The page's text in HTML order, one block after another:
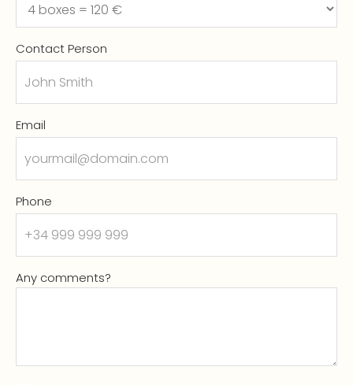
Contact Person
Email
Phone
Any comments?